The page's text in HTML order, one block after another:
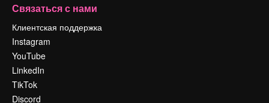
Связаться с нами
Клиентская поддержка
Instagram
YouTube
LinkedIn
TikTok
Discord